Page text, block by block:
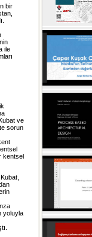
bir
ile
ve
sorun
kentsel
yoluyla